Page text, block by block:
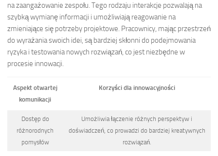
na zaangażowanie zespołu. Tego rodzaju interakcje pozwalają na
szybką wymianę informacji i umożliwiają reagowanie na
zmieniające się potrzeby projektowe. Pracownicy, mając przestrzeń
do wyrażania swoich idei, są bardziej skłonni do podejmowania
ryzyka i testowania nowych rozwiązań, co jest niezbędne w
procesie innowacji.
Aspekt otwartej
komunikacji
Korzyści dla innowacyjności
Dostęp do
różnorodnych
pomysłów
Umożliwia łączenie różnych perspektyw i
doświadczeń, co prowadzi do bardziej kreatywnych
rozwiązań.